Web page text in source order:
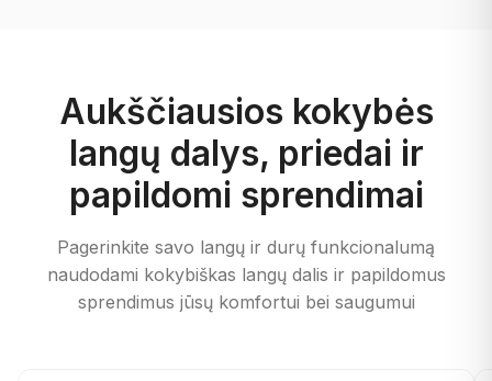
Aukščiausios kokybės
langų dalys, priedai ir
papildomi sprendimai
Pagerinkite savo langų ir durų funkcionalumą
naudodami kokybiškas langų dalis ir papildomus
sprendimus jūsų komfortui bei saugumui